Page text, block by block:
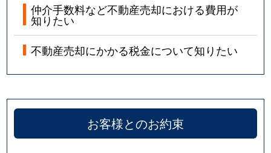
仲介手数料など不動産売却における費用が
知りたい
不動産売却にかかる税金について知りたい
お客様とのお約束